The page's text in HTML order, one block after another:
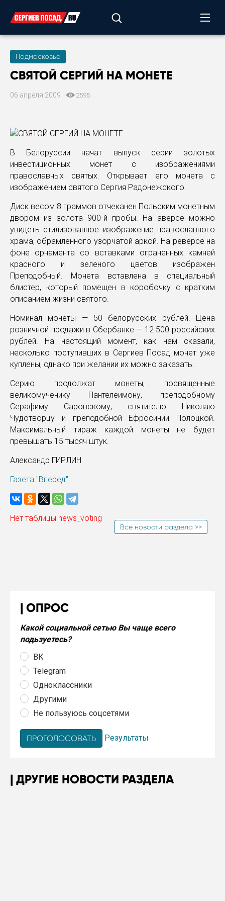
Подмосковье
СВЯТОЙ СЕРГИЙ НА МОНЕТЕ
06 апреля 2009 2595
В Белоруссии начат выпуск серии золотых
инвестиционных монет с изображениями
православных святых. Открывает его монета с
изображением святого Сергия Радонежского.
Диск весом 8 граммов отчеканен Польским монетным
двором из золота 900-й пробы. На аверсе можно
увидеть стилизованное изображение православного
храма, обрамленного узорчатой аркой. На реверсе на
фоне орнамента со вставками ограненных камней
красного и зеленого цветов изображен
Преподобный. Монета вставлена в специальный
блистер, который помещен в коробочку с кратким
описанием жизни святого.
Номинал монеты — 50 белорусских рублей. Цена
розничной продажи в Сбербанке — 12 500 российских
рублей. На настоящий момент, как нам сказали,
несколько поступивших в Сергиев Посад монет уже
куплены, однако при желании их можно заказать.
Серию продолжат монеты, посвященные
великомученику Пантелеимону, преподобному
Серафиму Саровскому, святителю Николаю
Чудотворцу и преподобной Ефросинии Полоцкой.
Максимальный тираж каждой монеты не будет
превышать 15 тысяч штук.
Александр ГИРЛИН
Газета "Вперед"
Нет таблицы news_voting
Все новости раздела >>
ОПРОС
Какой социальной сетью Вы чаще всего
подьзуетесь?
ВК
Telegram
Одноклассники
Другими
Не пользуюсь соцсетями
Результаты
ДРУГИЕ НОВОСТИ РАЗДЕЛА